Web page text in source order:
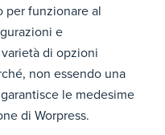
per funzionare al
e
di opzioni
non essendo una
le medesime
di Worpress.